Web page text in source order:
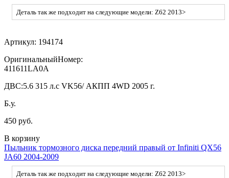
Деталь так же подходит на следующие модели: Z62 2013>
Артикул: 194174
ОригинальныйНомер:
411611LA0A
ДВС:5.6 315 л.с VK56/ АКПП 4WD 2005 г.
Б.у.
450 руб.
В корзину
Пыльник тормозного диска передний правый от Infiniti QX56
JA60 2004-2009
Деталь так же подходит на следующие модели: Z62 2013>